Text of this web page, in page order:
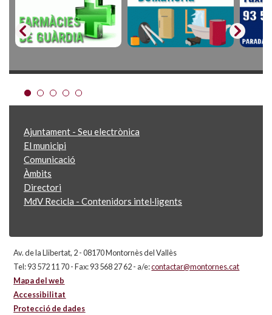
Ajuntament - Seu electrònica
El municipi
Comunicació
Àmbits
Directori
MdV Recicla - Contenidors intel·ligents
Av. de la Llibertat, 2 - 08170 Montornès del Vallès
Tel: 93 572 11 70 - Fax: 93 568 27 62 - a/e:contactar@montornes.cat
Mapa del web
Accessibilitat
Protecció de dades